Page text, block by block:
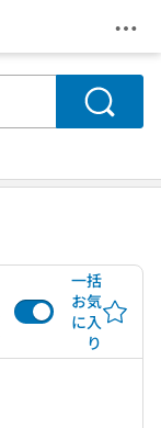
メ
検索
一括
お気
に入
り